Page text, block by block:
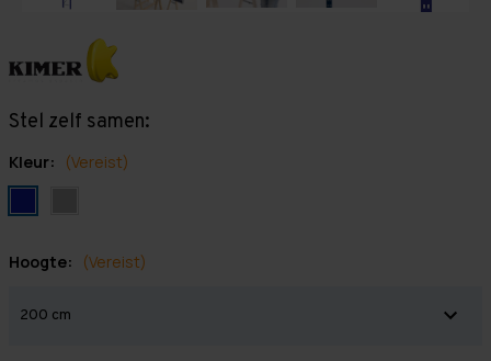
Stel zelf samen:
Kleur: (Vereist)
Hoogte: (Vereist)